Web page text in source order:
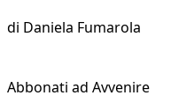
di Daniela Fumarola
Abbonati ad Avvenire